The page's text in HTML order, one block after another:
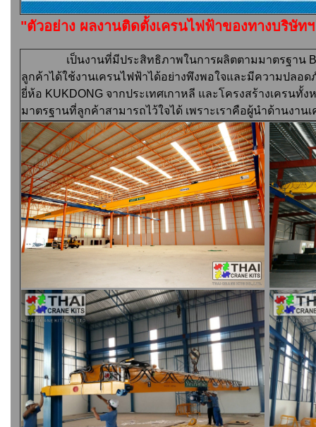
"ตัวอย่าง ผลงานติดตั้งเครนไฟฟ้าของทางบริษัท
เป็นงานที่มีประสิทธิภาพในการผลิตตามมาตรฐาน
ลูกค้าได้ใช้งานเครนไฟฟ้าได้อย่างพึงพอใจและมีความปลอ
ยี่ห้อ KUKDONG จากประเทศเกาหลี และโครงสร้างเครนทั้
มาตรฐานที่ลูกค้าสามารถไว้ใจได้ เพราะเราคือผู้นำด้านงาน